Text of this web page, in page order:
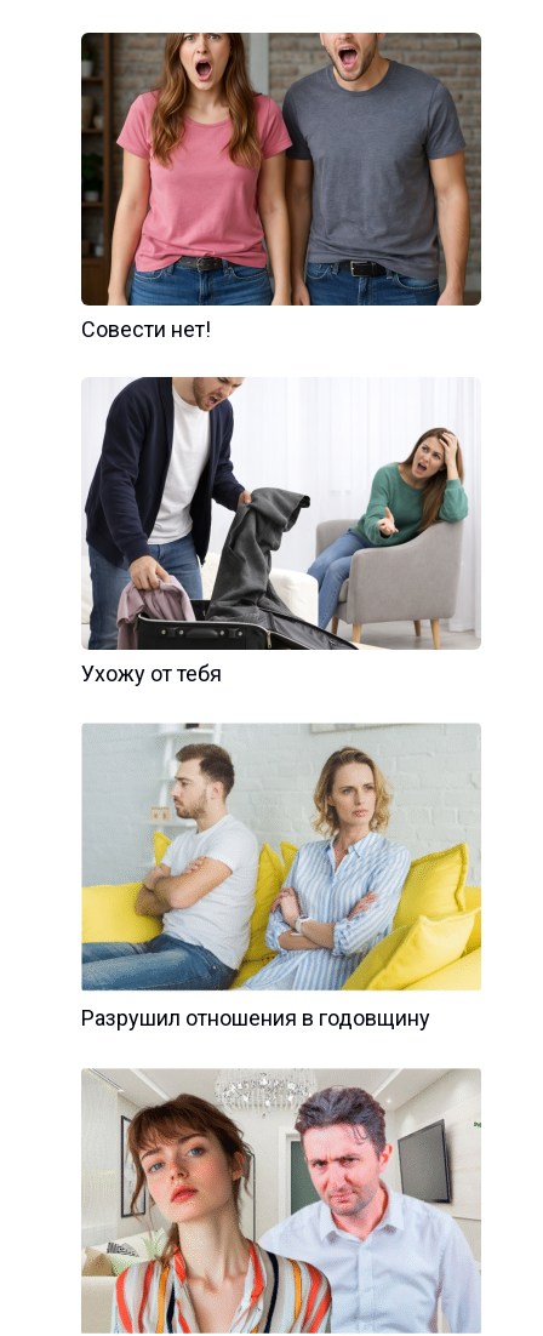
Совести нет!
Ухожу от тебя
Разрушил отношения в годовщину